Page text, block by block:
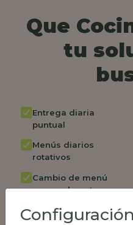
Que
tu
Entrega diaria
puntual
Menús diarios
rotativos
Cambio de menú
semanalmente
Factura única